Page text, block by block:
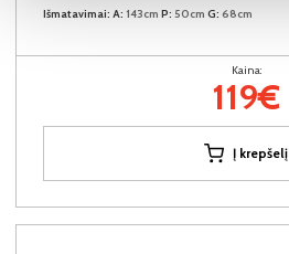
Išmatavimai: A: 143cm P: 50cm G: 68cm
Kaina:
119€
Į krepšelį